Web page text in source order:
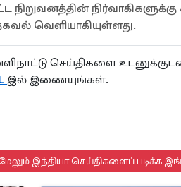
நிறுவனத்தின்
வெளியாகியுள்ளது.
செய்திகளை
இல் இணையுங்கள்.
இந்தியா செய்திகளைப் படிக்க